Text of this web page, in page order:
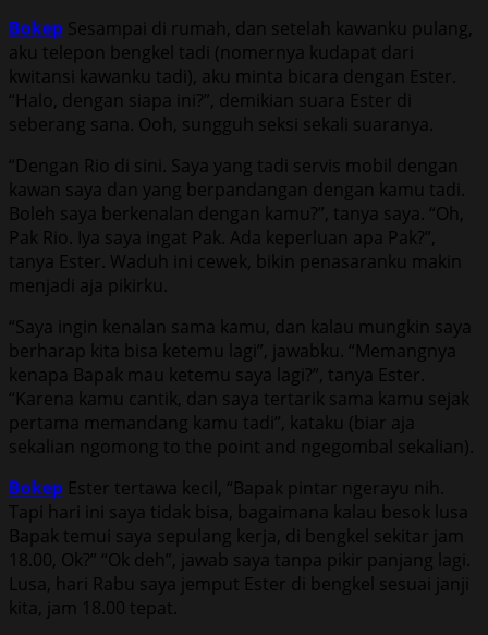
Bokep Sesampai di rumah, dan setelah kawanku pulang,
aku telepon bengkel tadi (nomernya kudapat dari
kwitansi kawanku tadi), aku minta bicara dengan Ester.
“Halo, dengan siapa ini?”, demikian suara Ester di
seberang sana. Ooh, sungguh seksi sekali suaranya.
“Dengan Rio di sini. Saya yang tadi servis mobil dengan
kawan saya dan yang berpandangan dengan kamu tadi.
Boleh saya berkenalan dengan kamu?”, tanya saya. “Oh,
Pak Rio. Iya saya ingat Pak. Ada keperluan apa Pak?”,
tanya Ester. Waduh ini cewek, bikin penasaranku makin
menjadi aja pikirku.
“Saya ingin kenalan sama kamu, dan kalau mungkin saya
berharap kita bisa ketemu lagi”, jawabku. “Memangnya
kenapa Bapak mau ketemu saya lagi?”, tanya Ester.
“Karena kamu cantik, dan saya tertarik sama kamu sejak
pertama memandang kamu tadi”, kataku (biar aja
sekalian ngomong to the point and ngegombal sekalian).
Bokep Ester tertawa kecil, “Bapak pintar ngerayu nih.
Tapi hari ini saya tidak bisa, bagaimana kalau besok lusa
Bapak temui saya sepulang kerja, di bengkel sekitar jam
18.00, Ok?” “Ok deh”, jawab saya tanpa pikir panjang lagi.
Lusa, hari Rabu saya jemput Ester di bengkel sesuai janji
kita, jam 18.00 tepat.